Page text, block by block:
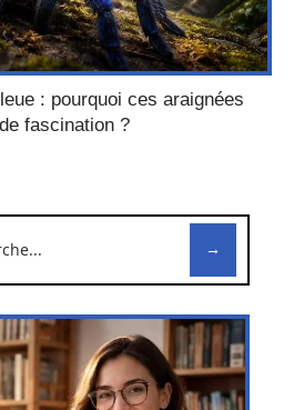
: pourquoi ces araignées
fascination ?